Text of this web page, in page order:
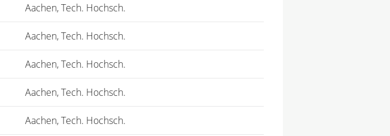
Aachen, Tech. Hochsch.
Aachen, Tech. Hochsch.
Aachen, Tech. Hochsch.
Aachen, Tech. Hochsch.
Aachen, Tech. Hochsch.